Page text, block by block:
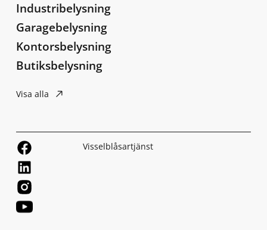
Industribelysning
Garagebelysning
Kontorsbelysning
Butiksbelysning
Visa alla
Visselblåsartjänst